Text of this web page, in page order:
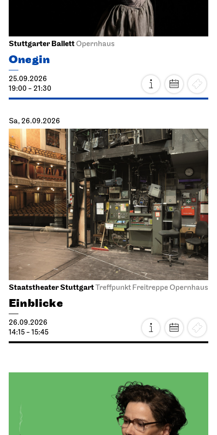
Stuttgarter BallettOpernhaus
Onegin
25.09.2026
19:00 - 21:30
Sa, 26.09.2026
Staatstheater StuttgartTreffpunkt Freitreppe Opernhaus
Einblicke
26.09.2026
14:15 - 15:45